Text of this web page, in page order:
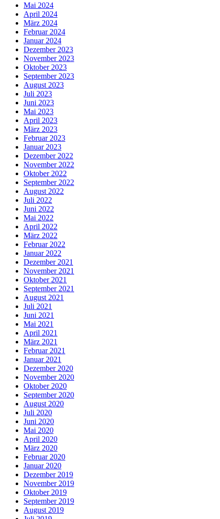
Mai 2024
April 2024
März 2024
Februar 2024
Januar 2024
Dezember 2023
November 2023
Oktober 2023
September 2023
August 2023
Juli 2023
Juni 2023
Mai 2023
April 2023
März 2023
Februar 2023
Januar 2023
Dezember 2022
November 2022
Oktober 2022
September 2022
August 2022
Juli 2022
Juni 2022
Mai 2022
April 2022
März 2022
Februar 2022
Januar 2022
Dezember 2021
November 2021
Oktober 2021
September 2021
August 2021
Juli 2021
Juni 2021
Mai 2021
April 2021
März 2021
Februar 2021
Januar 2021
Dezember 2020
November 2020
Oktober 2020
September 2020
August 2020
Juli 2020
Juni 2020
Mai 2020
April 2020
März 2020
Februar 2020
Januar 2020
Dezember 2019
November 2019
Oktober 2019
September 2019
August 2019